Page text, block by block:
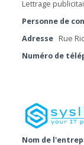
Lettrage
Personne de
Adresse Rue
Numéro de
Nom de